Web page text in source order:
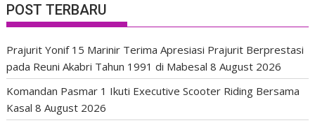
POST TERBARU
Prajurit Yonif 15 Marinir Terima Apresiasi Prajurit Berprestasi
pada Reuni Akabri Tahun 1991 di Mabesal 8 August 2026
Komandan Pasmar 1 Ikuti Executive Scooter Riding Bersama
Kasal 8 August 2026